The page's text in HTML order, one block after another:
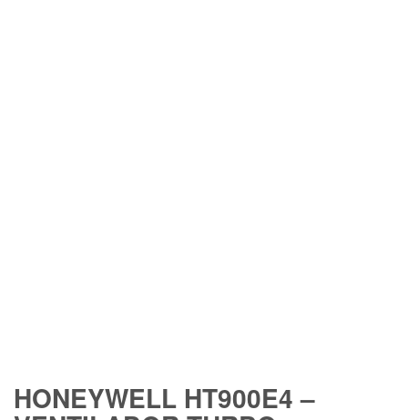
HONEYWELL HT900E4 –